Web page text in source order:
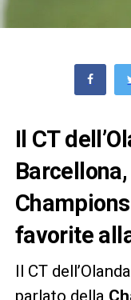
Il CT
favorite
Il CT
parlato della